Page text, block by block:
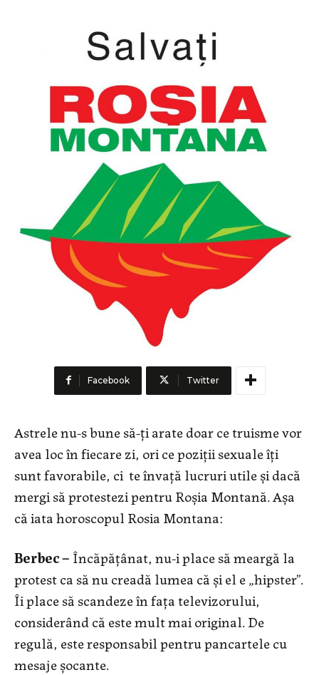
Facebook Twitter
Astrele nu-s bune să-ți arate doar ce truisme vor
avea loc în fiecare zi, ori ce poziții sexuale îți
sunt favorabile, ci te învaţă lucruri utile și dacă
mergi să protestezi pentru Roșia Montană. Așa
că iata horoscopul Rosia Montana:
Berbec – Încăpățânat, nu-i place să meargă la
protest ca să nu creadă lumea că și el e „hipster”.
Îi place să scandeze în fața televizorului,
considerând că este mult mai original. De
regulă, este responsabil pentru pancartele cu
mesaje şocante.